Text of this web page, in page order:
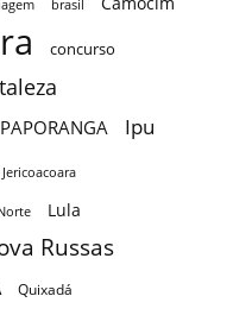
brasil
concurso
Ipu
Jericoacoara
Lula
Russas
Quixadá